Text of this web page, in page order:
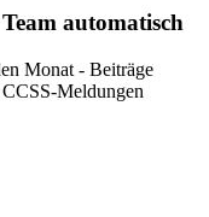
automatisch
Monat - Beiträge
Meldungen